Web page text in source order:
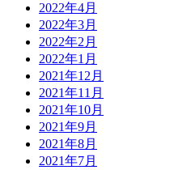
2022年4月
2022年3月
2022年2月
2022年1月
2021年12月
2021年11月
2021年10月
2021年9月
2021年8月
2021年7月